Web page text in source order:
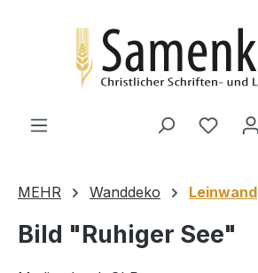
MEHR Wanddeko Leinwand
Bild "Ruhiger See"